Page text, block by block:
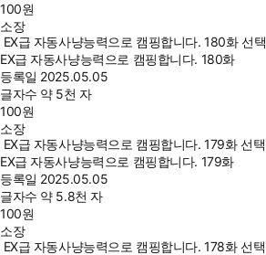
100원
소장
EX급 자동사냥능력으로 캠핑합니다. 180화 선택
EX급 자동사냥능력으로 캠핑합니다. 180화
등록일 2025.05.05
글자수 약 5천 자
100원
소장
EX급 자동사냥능력으로 캠핑합니다. 179화 선택
EX급 자동사냥능력으로 캠핑합니다. 179화
등록일 2025.05.05
글자수 약 5.8천 자
100원
소장
EX급 자동사냥능력으로 캠핑합니다. 178화 선택